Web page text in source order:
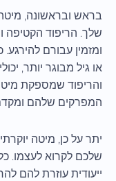
בראש ובראשונה,
שלך. הריפוד הקטיפה
ומזמין עבורם
או גיל מבוגר יותר,
והריפוד שמספקת
המפרקים שלהם
יתר על כן, מיטה
שלכם לקרוא לעצמו.
ייעודית עוזרת להם